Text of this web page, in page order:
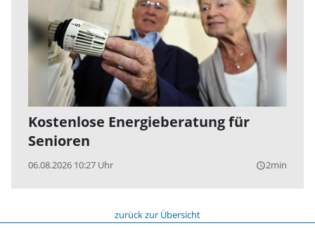
Kostenlose Energieberatung für
Senioren
06.08.2026 10:27 Uhr query_builder2min
zurück zur Übersicht